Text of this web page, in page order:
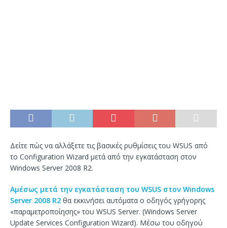
Δείτε πώς να αλλάξετε τις βασικές ρυθμίσεις του WSUS από
το Configuration Wizard μετά από την εγκατάσταση στον
Windows Server 2008 R2.
Αμέσως μετά την εγκατάσταση του WSUS στον Windows
Server 2008 R2 θα εκκινήσει αυτόματα ο οδηγός γρήγορης
«παραμετροποίησης» του WSUS Server. (Windows Server
Update Services Configuration Wizard). Μέσω του οδηγού